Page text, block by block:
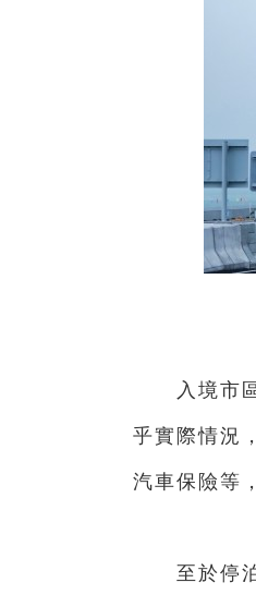
入境市區
乎實際情況
汽車保險等
至於停泊“